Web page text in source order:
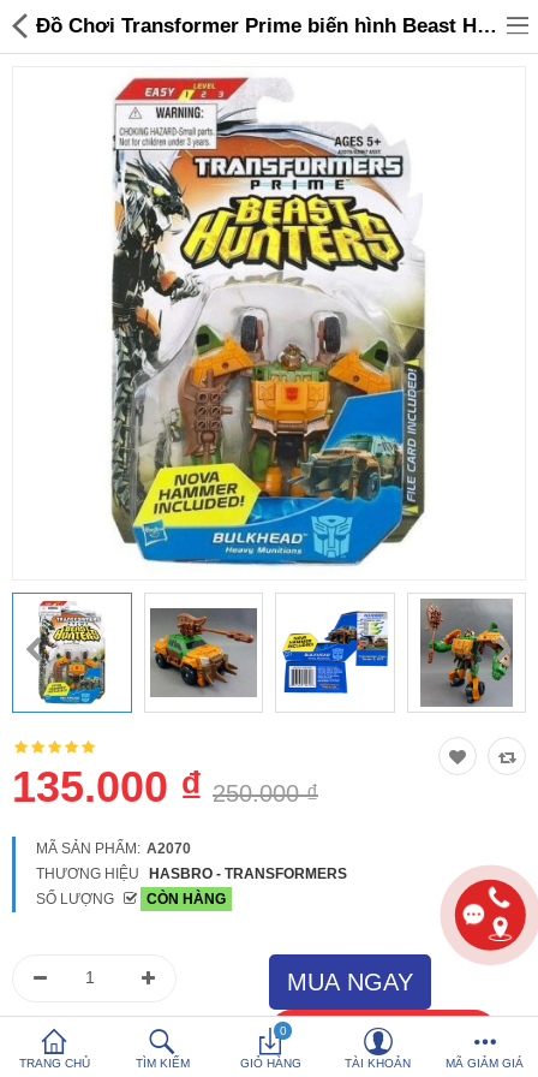
Đồ gia dụng & Nhà cửa
Điện gia dụng
Đồ chơi trẻ em
Sản phẩm khác
Thương hiệu
So sánh Yêu thích (0)
Hotline: 0816 505 655
Tải App SanHangRe nhận Quà
TRANG CHỦ TÌM KIẾM
0
GIỎ HÀNG TÀI KHOẢN MÃ GIẢM GIÁ
Đồ Chơi Transformer Prime biến hình Beast Hunters Commander - Bulkhead Heavy Munitions (Box) - 135,000 | Sanhangre
135.000 ₫ 250.000 ₫
MÃ SẢN PHẨM: A2070
THƯƠNG HIỆU
HASBRO - TRANSFORMERS
SỐ LƯỢNG
CÒN HÀNG